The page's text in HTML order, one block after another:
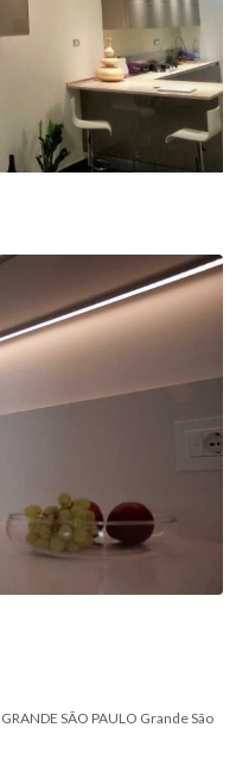
GRANDE SÃO PAULO Grande São